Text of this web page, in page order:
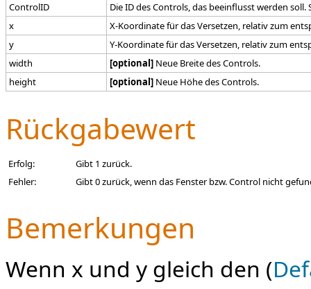
ControlID
Die ID des Controls, das beeinflusst werden soll.
x
X-Koordinate für das Versetzen, relativ zum
y
Y-Koordinate für das Versetzen, relativ zum
width
[optional] Neue Breite des Controls.
height
[optional] Neue Höhe des Controls.
Rückgabewert
Erfolg:
Gibt 1 zurück.
Fehler:
Gibt 0 zurück, wenn das Fenster bzw. Control nicht
Bemerkungen
Wenn x und y gleich den (